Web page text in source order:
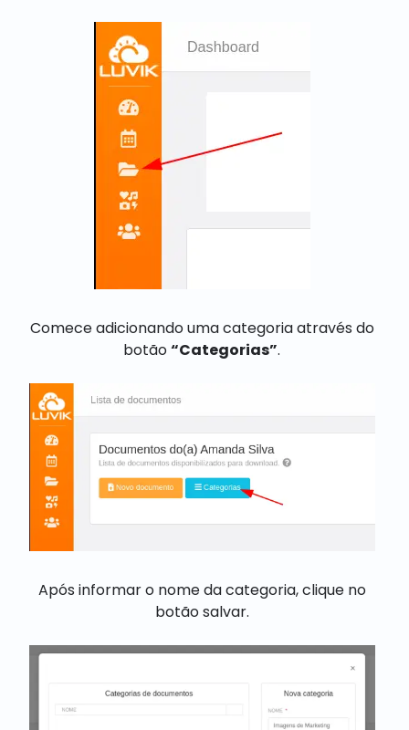
Comece adicionando uma categoria através do
botão“Categorias”.
Após informar o nome da categoria, clique no
botão salvar.